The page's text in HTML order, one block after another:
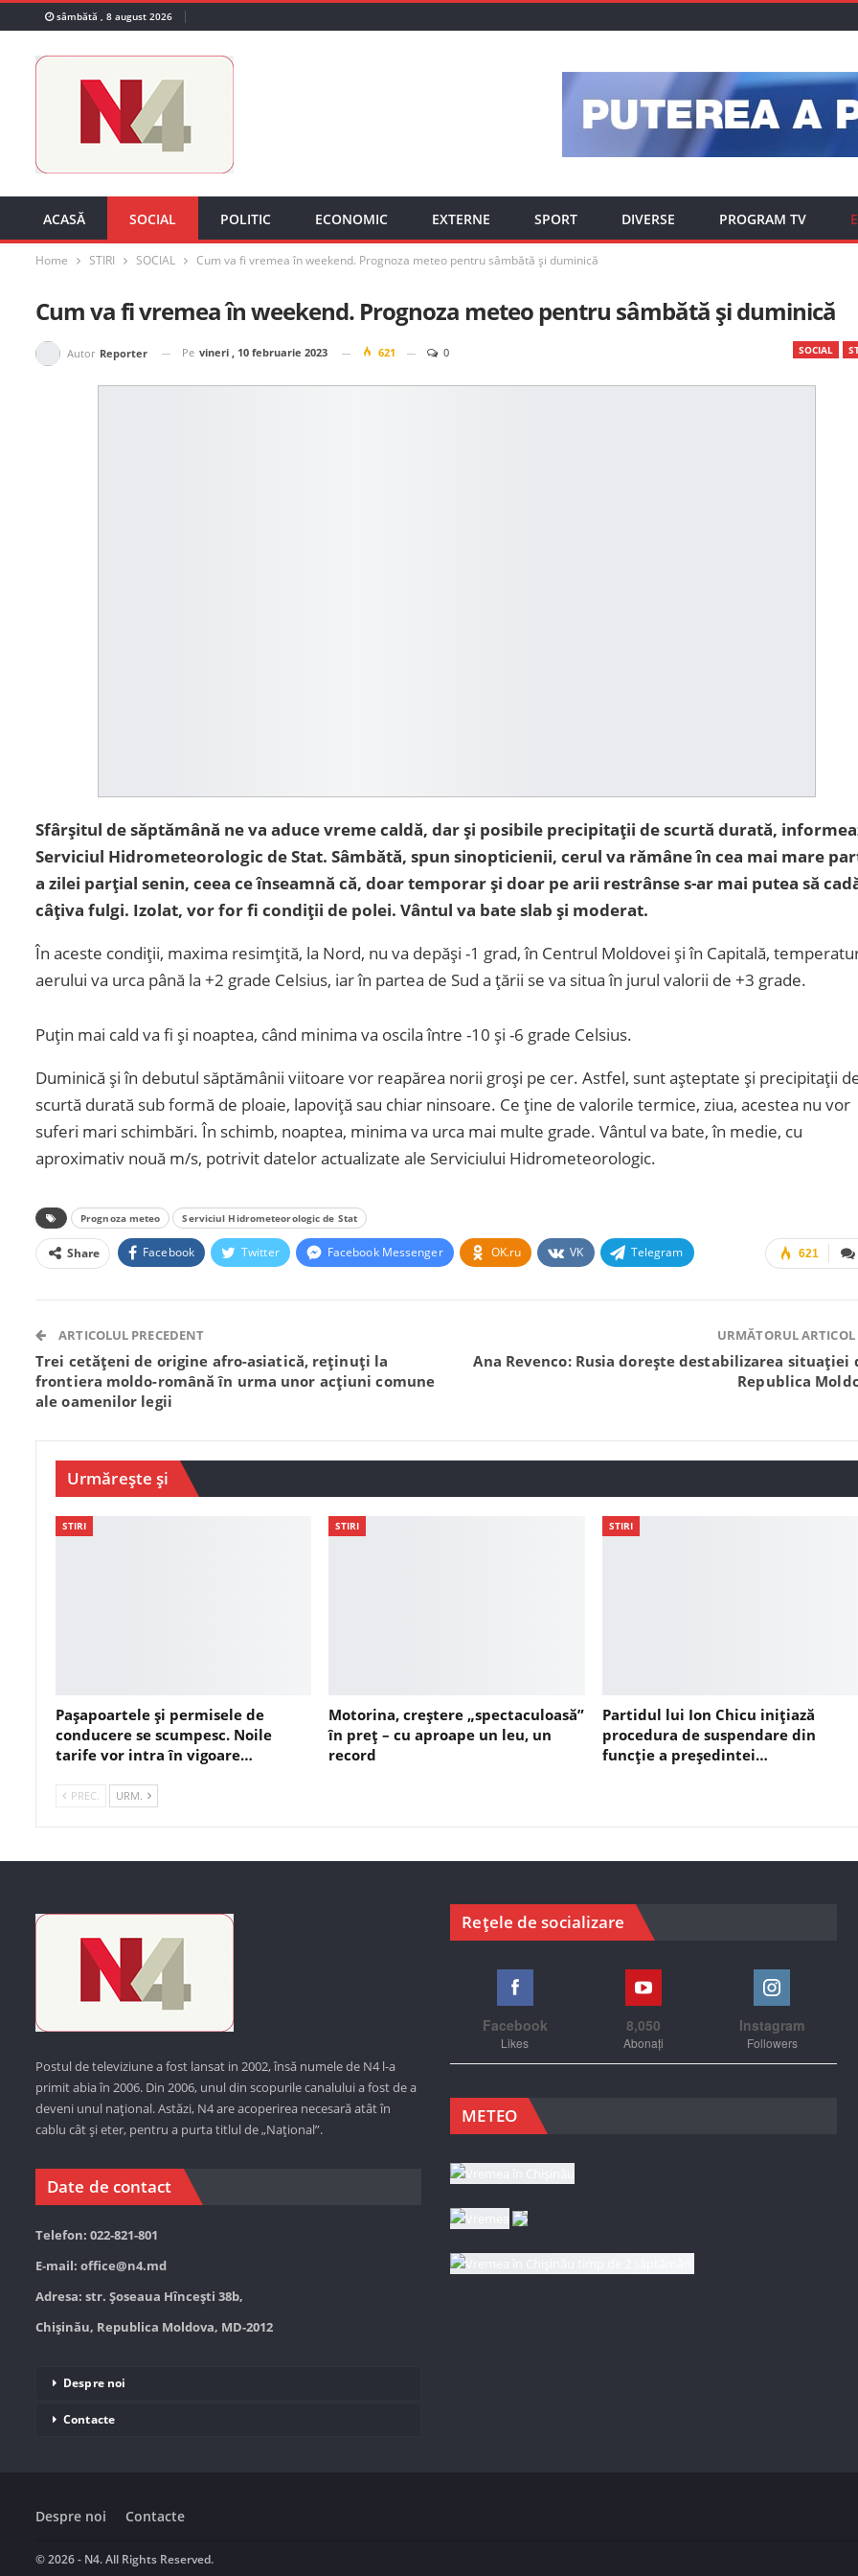
sâmbătă , 8 august 2026
ACASĂ SOCIAL POLITIC ECONOMIC EXTERNE SPORT DIVERSE PROGRAM TV
Home STIRI SOCIAL Cum va fi vremea în weekend. Prognoza meteo pentru sâmbătă şi duminică
Cum va fi vremea în weekend. Prognoza meteo pentru sâmbătă şi duminică
SOCIAL
Autor Reporter Pe vineri , 10 februarie 2023 621 0
Sfârșitul de săptămână ne va aduce vreme caldă, dar și posibile precipitații de scurtă durată,
Serviciul Hidrometeorologic de Stat. Sâmbătă, spun sinopticienii, cerul va rămâne în cea mai mare
a zilei parțial senin, ceea ce înseamnă că, doar temporar și doar pe arii restrânse s-ar mai putea să
câțiva fulgi. Izolat, vor for fi condiții de polei. Vântul va bate slab și moderat.
În aceste condiții, maxima resimțită, la Nord, nu va depăși -1 grad, în Centrul Moldovei și în Capitală,
aerului va urca până la +2 grade Celsius, iar în partea de Sud a țării se va situa în jurul valorii de +3 grade.
Puțin mai cald va fi și noaptea, când minima va oscila între -10 și -6 grade Celsius.
Duminică și în debutul săptămânii viitoare vor reapărea norii groși pe cer. Astfel, sunt așteptate și precipitații
scurtă durată sub formă de ploaie, lapoviță sau chiar ninsoare. Ce ține de valorile termice, ziua, acestea nu vor
suferi mari schimbări. În schimb, noaptea, minima va urca mai multe grade. Vântul va bate, în medie, cu
aproximativ nouă m/s, potrivit datelor actualizate ale Serviciului Hidrometeorologic.
Prognoza meteo Serviciul Hidrometeorologic de Stat
621
Share Facebook Twitter Facebook Messenger OK.ru VK Telegram
ARTICOLUL PRECEDENT
Trei cetățeni de origine afro-asiatică, reținuți la
frontiera moldo-română în urma unor acțiuni comune
ale oamenilor legii
URMĂTORUL ARTICOL
Ana Revenco: Rusia dorește destabilizarea situației
Republica
Urmărește și
STIRI
Pașapoartele și permisele de
conducere se scumpesc. Noile
tarife vor intra în vigoare…
STIRI
Motorina, creștere „spectaculoasă”
în preț – cu aproape un leu, un
record
STIRI
Partidul lui Ion Chicu inițiază
procedura de suspendare din
funcție a președintei…
PREC. URM.
Postul de televiziune a fost lansat in 2002, însă numele de N4 l-a
primit abia în 2006. Din 2006, unul din scopurile canalului a fost de a
deveni unul național. Astăzi, N4 are acoperirea necesară atât în
cablu cât și eter, pentru a purta titlul de „Național”.
Date de contact
Telefon: 022-821-801
E-mail: office@n4.md
Adresa: str. Șoseaua Hînceşti 38b,
Chișinău, Republica Moldova, MD-2012
Despre noi
Contacte
Rețele de socializare
Facebook
Likes
8,050
Abonați
Instagram
Followers
METEO
Despre noi Contacte
© 2026 - N4. All Rights Reserved.